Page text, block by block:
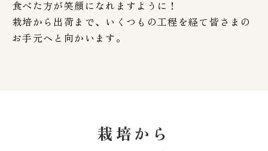
食べた方が笑顔になれますように！
栽培から出荷まで、いくつもの工程を経て皆さまの
お手元へと向かいます。
栽培から